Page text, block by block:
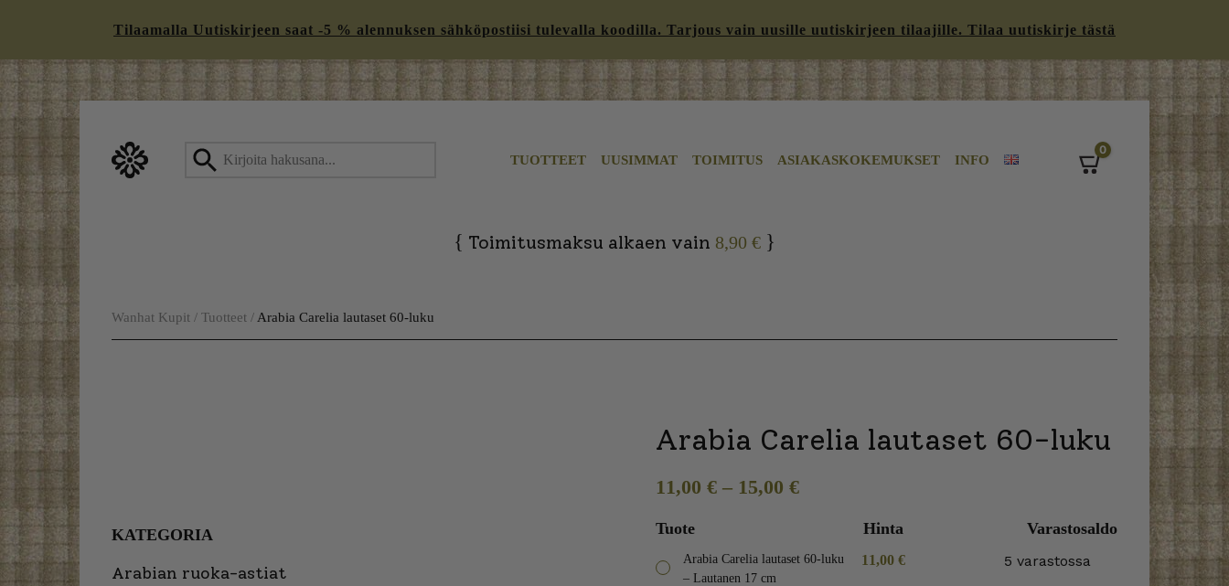
Tilaamalla Uutiskirjeen saat -5 % alennuksen sähköpostiisi tulevalla koodilla. Tarjous vain uusille uutiskirjeen tilaajille. Tilaa uutiskirje tästä
to
TUOTTEET UUSIMMAT TOIMITUS ASIAKASKOKEMUKSET INFO
0
{ Toimitusmaksu alkaen vain 8,90 € }
Wanhat Kupit / Tuotteet / Arabia Carelia lautaset 60-luku
KATEGORIA
Arabian ruoka-astiat
Arabia Carelia lautaset 60-luku
11,00 €– 15,00 €
Tuote Hinta Varastosaldo
Arabia Carelia lautaset 60-luku
– Lautanen 17 cm
11,00 € 5 varastossa